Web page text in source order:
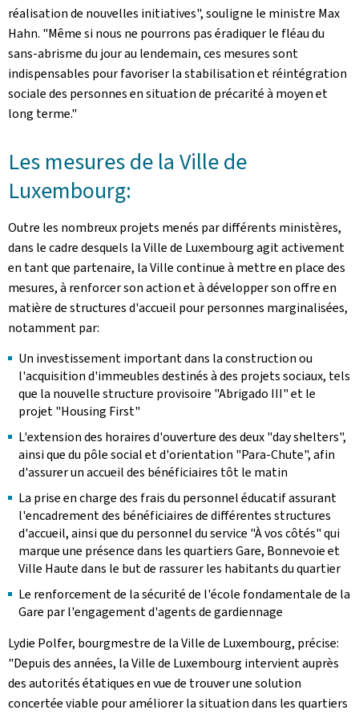
réalisation de nouvelles initiatives", souligne le ministre Max
Hahn. "Même si nous ne pourrons pas éradiquer le fléau du
sans-abrisme du jour au lendemain, ces mesures sont
indispensables pour favoriser la stabilisation et réintégration
sociale des personnes en situation de précarité à moyen et
long terme."
Les mesures de la Ville de
Luxembourg:
Outre les nombreux projets menés par différents ministères,
dans le cadre desquels la Ville de Luxembourg agit activement
en tant que partenaire, la Ville continue à mettre en place des
mesures, à renforcer son action et à développer son offre en
matière de structures d'accueil pour personnes marginalisées,
notamment par:
Un investissement important dans la construction ou
l'acquisition d'immeubles destinés à des projets sociaux, tels
que la nouvelle structure provisoire "Abrigado III" et le
projet "Housing First"
L'extension des horaires d'ouverture des deux "day shelters",
ainsi que du pôle social et d'orientation "Para-Chute", afin
d'assurer un accueil des bénéficiaires tôt le matin
La prise en charge des frais du personnel éducatif assurant
l'encadrement des bénéficiaires de différentes structures
d'accueil, ainsi que du personnel du service "À vos côtés" qui
marque une présence dans les quartiers Gare, Bonnevoie et
Ville Haute dans le but de rassurer les habitants du quartier
Le renforcement de la sécurité de l'école fondamentale de la
Gare par l'engagement d'agents de gardiennage
Lydie Polfer, bourgmestre de la Ville de Luxembourg, précise:
"Depuis des années, la Ville de Luxembourg intervient auprès
des autorités étatiques en vue de trouver une solution
concertée viable pour améliorer la situation dans les quartiers